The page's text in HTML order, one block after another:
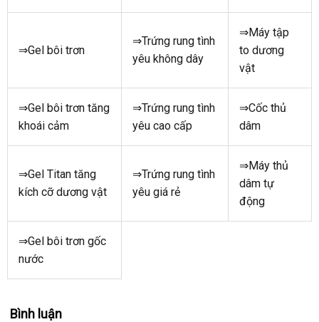
⇒Gel bôi trơn
⇒Trứng rung tình
yêu không dây
⇒Máy tập
to dương
vật
⇒Gel bôi trơn tăng
khoái cảm
⇒Trứng rung tình
yêu cao cấp
⇒Cốc thủ
dâm
⇒Gel Titan tăng
kích cỡ dương vật
⇒Trứng rung tình
yêu giá rẻ
⇒Máy thủ
dâm tự
động
⇒Gel bôi trơn gốc
nước
Bình luận